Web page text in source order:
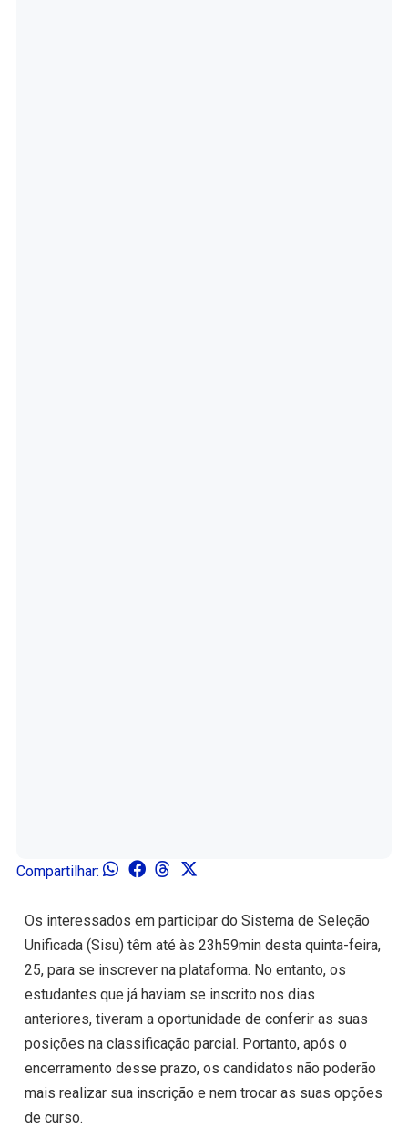
Compartilhar:
Os interessados em participar do Sistema de Seleção
Unificada (Sisu) têm até às 23h59min desta quinta-feira,
25, para se inscrever na plataforma. No entanto, os
estudantes que já haviam se inscrito nos dias
anteriores, tiveram a oportunidade de conferir as suas
posições na classificação parcial. Portanto, após o
encerramento desse prazo, os candidatos não poderão
mais realizar sua inscrição e nem trocar as suas opções
de curso.